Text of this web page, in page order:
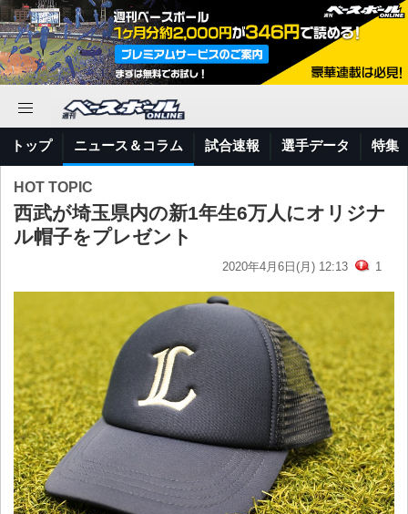
トップ ニュース＆コラム 試合速報 選手データ 特集
HOT TOPIC
西武が埼玉県内の新1年生6万人にオリジナ
ル帽子をプレゼント
2020年4月6日(月) 12:13 1